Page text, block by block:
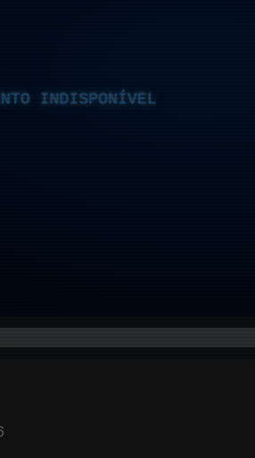
INDISPONÍVEL